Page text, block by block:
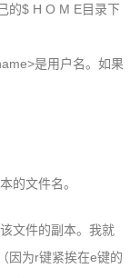
的$ H O M E目录下
是用户名。如果
的文件名。
文件的副本。我就
因为r键紧挨在e键的